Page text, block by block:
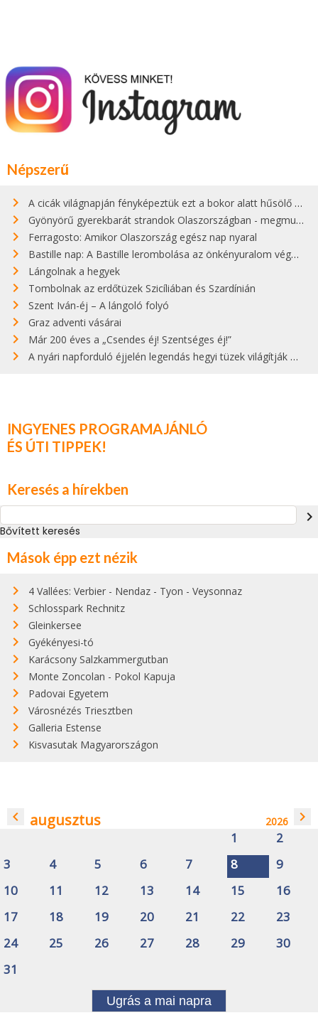
Népszerű
A cicák világnapján fényképeztük ezt a bokor alatt hűsölő cicát Kisorosziban
Gyönyörű gyerekbarát strandok Olaszországban - megmutatjuk a 15 legjobbat
Ferragosto: Amikor Olaszország egész nap nyaral
Bastille nap: A Bastille lerombolása az önkényuralom végét jelentette
Lángolnak a hegyek
Tombolnak az erdőtüzek Szicíliában és Szardínián
Szent Iván-éj – A lángoló folyó
Graz adventi vásárai
Már 200 éves a „Csendes éj! Szentséges éj!”
A nyári napforduló éjjelén legendás hegyi tüzek világítják meg Zugspitzét
INGYENES PROGRAMAJÁNLÓ
ÉS ÚTI TIPPEK!
Keresés a hírekben
navigate_next
Bővített keresés
Mások épp ezt nézik
4 Vallées: Verbier - Nendaz - Tyon - Veysonnaz
Schlosspark Rechnitz
Gleinkersee
Gyékényesi-tó
Karácsony Salzkammergutban
Monte Zoncolan - Pokol Kapuja
Padovai Egyetem
Városnézés Triesztben
Galleria Estense
Kisvasutak Magyarországon
navigate_before augusztus 2026 navigate_next
1
2
3
4 5 6 7 8
9
10
11 12 13 14 15
16
17
18 19 20 21 22
23
24
25 26 27 28 29
30
31
Ugrás a mai napra